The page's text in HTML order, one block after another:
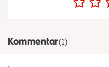
Kommentar(1)